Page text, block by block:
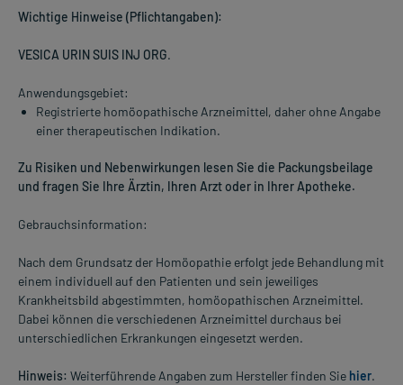
Wichtige Hinweise (Pflichtangaben):
VESICA URIN SUIS INJ ORG.
Anwendungsgebiet:
Registrierte homöopathische Arzneimittel, daher ohne Angabe
einer therapeutischen Indikation.
Zu Risiken und Nebenwirkungen lesen Sie die Packungsbeilage
und fragen Sie Ihre Ärztin, Ihren Arzt oder in Ihrer Apotheke.
Gebrauchsinformation:
Nach dem Grundsatz der Homöopathie erfolgt jede Behandlung mit
einem individuell auf den Patienten und sein jeweiliges
Krankheitsbild abgestimmten, homöopathischen Arzneimittel.
Dabei können die verschiedenen Arzneimittel durchaus bei
unterschiedlichen Erkrankungen eingesetzt werden.
Hinweis: Weiterführende Angaben zum Hersteller finden Sie hier.